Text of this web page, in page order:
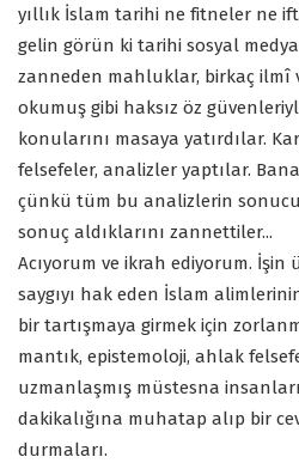
yıllık İslam tarihi ne fitneler ne
gelin görün ki tarihi sosyal
zanneden mahluklar, birkaç ilmî
okumuş gibi haksız öz
konularını masaya yatırdılar.
felsefeler, analizler yaptılar.
çünkü tüm bu analizlerin
sonuç aldıklarını zannettiler...
Acıyorum ve ikrah ediyorum. İşin
saygıyı hak eden İslam
bir tartışmaya girmek için
mantık, epistemoloji, ahlak
uzmanlaşmış müstesna
dakikalığına muhatap alıp bir
durmaları.